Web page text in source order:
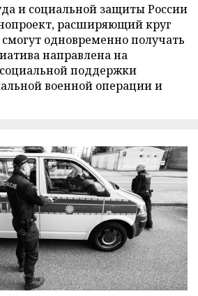
и социальной защиты России
расширяющий круг
одновременно получать
направлена на
поддержки
военной операции и